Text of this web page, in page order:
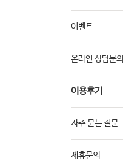
이벤트
온라인 상담문의
이용후기
자주 묻는 질문
제휴문의